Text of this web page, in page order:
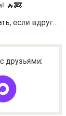
🔥🚒
если вдруг…
друзьями: